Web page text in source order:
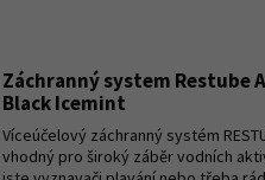
Záchranný system Restube
Black Icemint
Víceúčelový záchranný systém
vhodný pro široký záběr vodních